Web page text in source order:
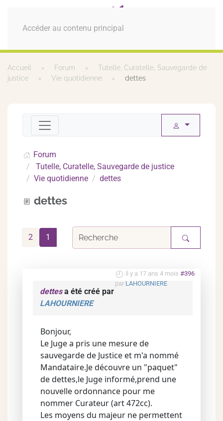
Accéder au contenu principal
MENU
Accueil Forum
Tutelle, Curatelle, Sauvegarde de
justice
Vie quotidienne dettes
Forum
Tutelle, Curatelle, Sauvegarde de justice
Vie quotidienne
dettes
dettes
1
2
il y a 17 ans 4 mois #396
par LAHOURNIERE
dettesa été créé par
LAHOURNIERE
Bonjour,
Le Juge a pris une mesure de
sauvegarde de Justice et m'a nommé
Mandataire.Je découvre un "paquet"
de dettes,le Juge informé,prend une
nouvelle ordonnance pour me
nommer Curateur (art 472cc).
Les moyens du majeur ne permettent